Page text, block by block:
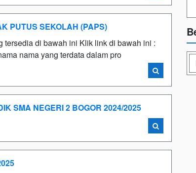
PUTUS SEKOLAH (PAPS)
tersedia di bawah ini Klik link di bawah ini :
nama yang terdata dalam pro
SMA NEGERI 2 BOGOR 2024/2025